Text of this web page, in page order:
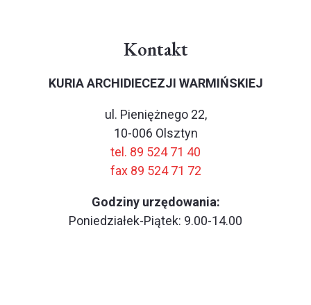
Kontakt
KURIA ARCHIDIECEZJI WARMIŃSKIEJ
ul. Pieniężnego 22,
10-006 Olsztyn
tel. 89 524 71 40
fax 89 524 71 72
Godziny urzędowania:
Poniedziałek-Piątek: 9.00-14.00